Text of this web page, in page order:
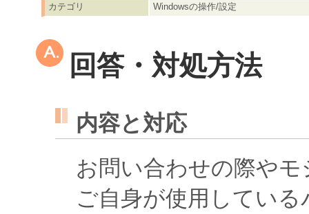
カテゴリ
Windowsの操作/設定
回答・対処方法
内容と対応
お問い合わせの際や
ご自身が使用してい